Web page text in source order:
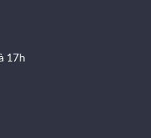
17h